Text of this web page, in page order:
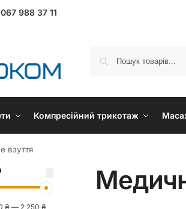
067 988 37 11
Компресійний трикотаж
взуття
₴ — 2 250 ₴